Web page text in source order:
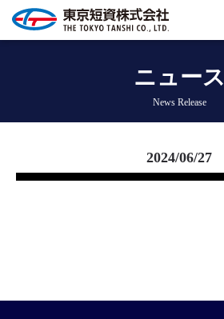
ニュース
News Release
2024/06/27